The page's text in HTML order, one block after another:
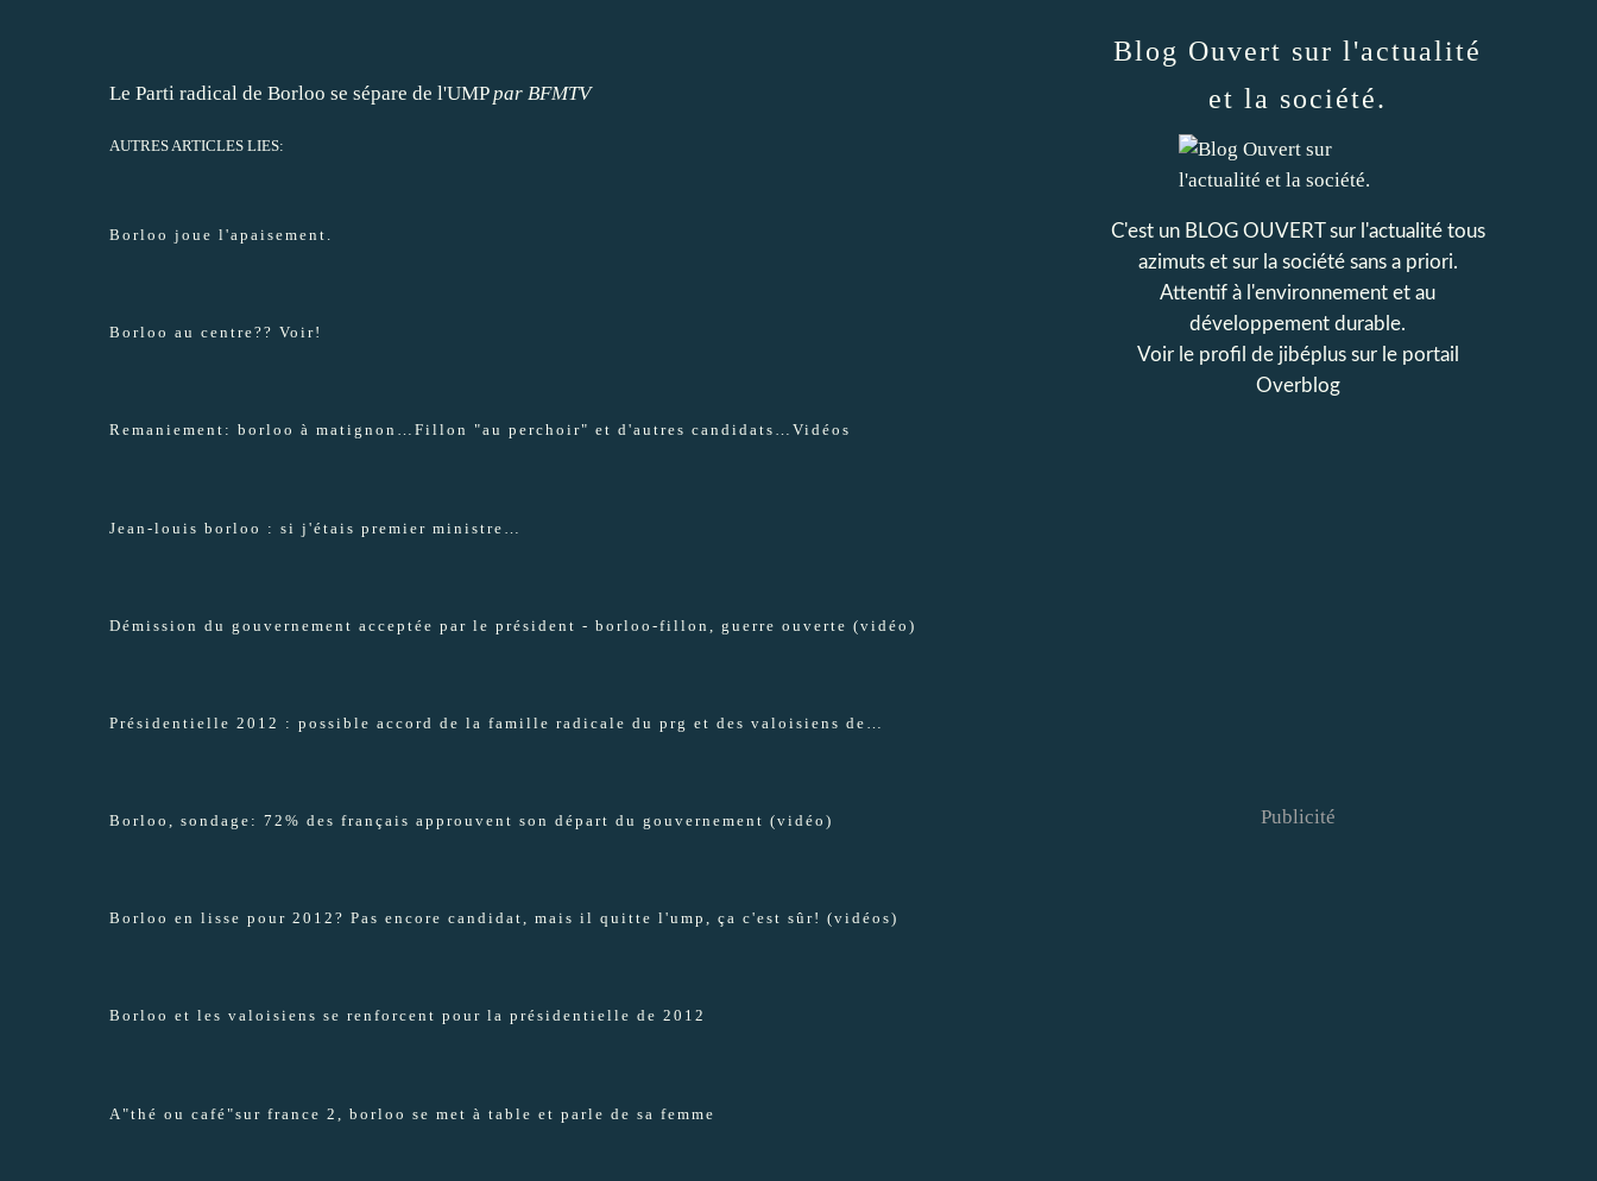
Le Parti radical de Borloo se sépare de l'UMP par BFMTV
AUTRES ARTICLES LIES:
Borloo joue l'apaisement.
Borloo au centre?? Voir!
Remaniement: borloo à matignon…Fillon "au perchoir" et d'autres candidats…Vidéos
Jean-louis borloo : si j'étais premier ministre…
Démission du gouvernement acceptée par le président - borloo-fillon, guerre ouverte (vidéo)
Présidentielle 2012 : possible accord de la famille radicale du prg et des valoisiens de…
Borloo, sondage: 72% des français approuvent son départ du gouvernement (vidéo)
Borloo en lisse pour 2012? Pas encore candidat, mais il quitte l'ump, ça c'est sûr! (vidéos)
Borloo et les valoisiens se renforcent pour la présidentielle de 2012
A"thé ou café"sur france 2, borloo se met à table et parle de sa femme
Blog Ouvert sur l'actualité
et la société.
C'est un BLOG OUVERT sur l'actualité tous
azimuts et sur la société sans a priori.
Attentif à l'environnement et au
développement durable.
Voir le profil de jibéplussur le portail
Overblog
Publicité